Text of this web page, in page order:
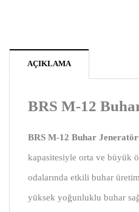
AÇIKLAMA
BRS M-12
BRS M-12 Buhar
kapasitesiyle orta ve büyük
odalarında etkili buhar
yüksek yoğunluklu buhar